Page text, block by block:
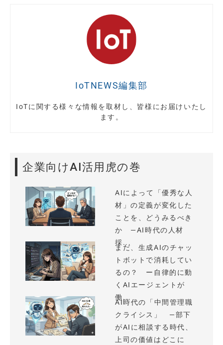
IoTNEWS編集部
IoTに関する様々な情報を取材し、皆様にお届けいたし
ます。
企業向けAI活用虎の巻
AIによって「優秀な人
材」の定義が変化した
ことを、どうみるべき
か —AI時代の人材
採...
まだ、生成AIのチャッ
トボットで消耗してい
るの？ ー自律的に動
くAIエージェントが
働...
AI時代の「中間管理職
クライシス」 —部下
がAIに相談する時代、
上司の価値はどこに